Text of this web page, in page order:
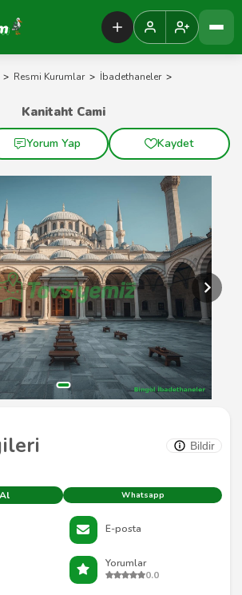
> Resmi Kurumlar > İbadethaneler >
Bildir
Whatsapp
E-posta
Yorumlar
0.0
Kanitaht Cami
Yorum Yap Kaydet